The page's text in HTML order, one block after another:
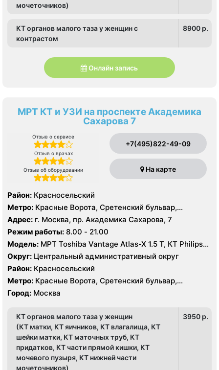
мочеточников)
КТ органов малого таза у женщин с
контрастом
8900 p.
Онлайн запись
МРТ КТ и УЗИ на проспекте Академика
Сахарова 7
Отзыв о сервисе
Отзыв о врачах
Отзыв об оборудовании
+7(495)822-49-09
На карте
Район: Красносельский
Метро: Красные Ворота, Сретенский бульвар,
Тургеневская
Адрес: г. Москва, пр. Академика Сахарова, 7
Режим работы: 8.00 - 21.00
Модель: МРТ Toshiba Vantage Atlas-X 1.5 Т, КТ Philips
Ingenuity Elite 128 срезов, УЗИ
Округ: Центральный административный округ
Район: Красносельский
Метро: Красные Ворота, Сретенский бульвар,
Тургеневская
Город: Москва
КТ органов малого таза у женщин
(КТ матки, КТ яичников, КТ влагалища, КТ
шейки матки, КТ маточных труб, КТ
придатков, КТ части прямой кишки, КТ
мочевого пузыря, КТ нижней части
мочеточников)
3950 p.